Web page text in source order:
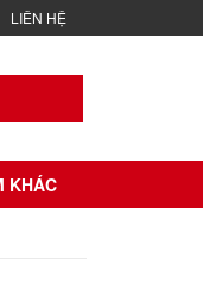
LIÊN HỆ
KHÁC